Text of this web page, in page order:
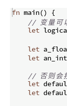
fn main()
{
// 变 量 可
let
let
let
// 否 则 会
let
let